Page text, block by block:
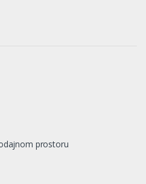
prostoru